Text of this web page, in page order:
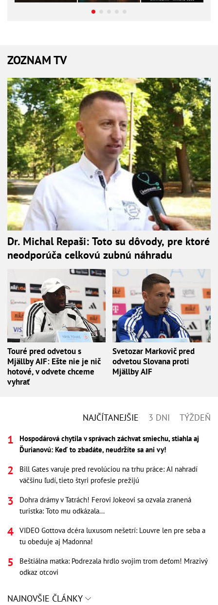
ZOZNAM TV
Dr. Michal Repaši: Toto su dôvody, pre ktoré
neodporúča celkovú zubnú náhradu
Touré pred odvetou s
Mjällby AIF: Ešte nie je nič
hotové, v odvete chceme
vyhrať
Svetozar Markovič pred
odvetou Slovana proti
Mjällby AIF
NAJČÍTANEJŠIE 3 DNI TÝŽDEŇ
Hospodárová chytila v správach záchvat smiechu, stiahla aj
Ďurianovú: Keď to zbadáte, neudržíte sa ani vy!
Bill Gates varuje pred revolúciou na trhu práce: AI nahradí
väčšinu ľudí, tieto štyri profesie prežijú
Dohra drámy v Tatrách! Ferovi Jokeovi sa ozvala zranená
turistka: Toto mu odkázala...
VIDEO Gottova dcéra luxusom nešetrí: Louvre len pre seba a
tu obeduje aj Madonna!
Beštiálna matka: Podrezala hrdlo svojim trom deťom! Mrazivý
odkaz otcovi
NAJNOVŠIE ČLÁNKY